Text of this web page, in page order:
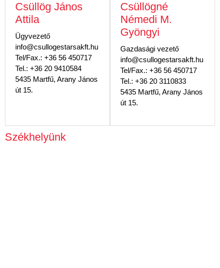
Csüllög János
Attila
Ügyvezető
info@csullogestarsakft.hu
Tel/Fax.: +36 56 450717
Tel.: +36 20 9410584
5435 Martfű, Arany János
út 15.
Csüllögné
Némedi M.
Gyöngyi
Gazdasági vezető
info@csullogestarsakft.hu
Tel/Fax.: +36 56 450717
Tel.: +36 20 3110833
5435 Martfű, Arany János
út 15.
Székhelyünk